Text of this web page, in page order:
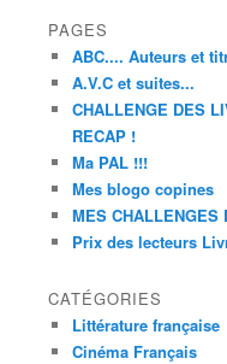
PAGES
ABC.... Auteurs et
A.V.C et suites...
CHALLENGE DES
RECAP !
Ma PAL !!!
Mes blogo copines
MES CHALLENGES
Prix des lecteurs
CATÉGORIES
Littérature française
Cinéma Français